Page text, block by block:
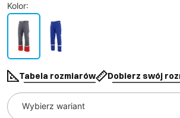
Kolor:
Tabela rozmiarów Dobierz swój
Wybierz wariant